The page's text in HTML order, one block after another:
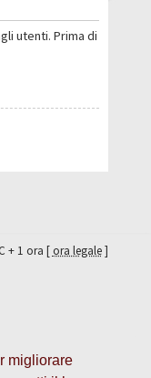
migliorare
utenti. Prima di
+ 1 ora [ora legale]